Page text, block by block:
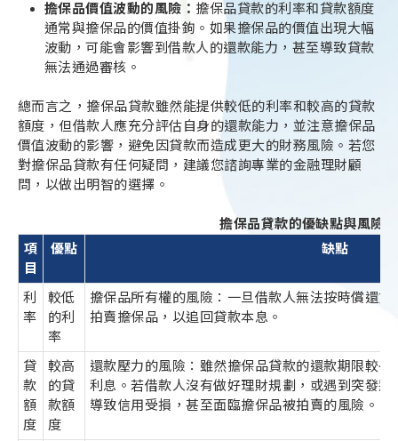
擔保品價值波動的風險： 擔保品貸款的利率和貸款額度
通常與擔保品的價值掛鉤。如果擔保品的價值出現大幅
波動，可能會影響到借款人的還款能力，甚至導致貸款
無法通過審核。
總而言之，擔保品貸款雖然能提供較低的利率和較高的貸款
額度，但借款人應充分評估自身的還款能力，並注意擔保品
價值波動的影響，避免因貸款而造成更大的財務風險。若您
對擔保品貸款有任何疑問，建議您諮詢專業的金融理財顧
問，以做出明智的選擇。
擔保品貸款的優缺點與風險
項
目
優點 缺點
利
率
較低
的利
率
擔保品所有權的風險：一旦借款人無法按時償還
拍賣擔保品，以追回貸款本息。
貸
款
額
度
較高
的貸
款額
度
還款壓力的風險：雖然擔保品貸款的還款期限較
利息。若借款人沒有做好理財規劃，或遇到突發
導致信用受損，甚至面臨擔保品被拍賣的風險。